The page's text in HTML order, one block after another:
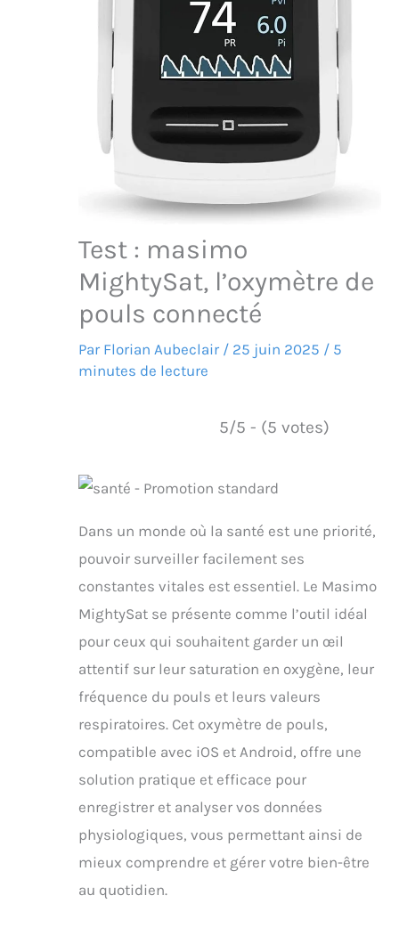
Test : masimo
MightySat, l’oxymètre de
pouls connecté
Par Florian Aubeclair / 25 juin 2025 / 5
minutes de lecture
5/5 - (5 votes)
Dans un monde où la santé est une priorité,
pouvoir surveiller facilement ses
constantes vitales est essentiel. Le Masimo
MightySat se présente comme l’outil idéal
pour ceux qui souhaitent garder un œil
attentif sur leur saturation en oxygène, leur
fréquence du pouls et leurs valeurs
respiratoires. Cet oxymètre de pouls,
compatible avec iOS et Android, offre une
solution pratique et efficace pour
enregistrer et analyser vos données
physiologiques, vous permettant ainsi de
mieux comprendre et gérer votre bien-être
au quotidien.